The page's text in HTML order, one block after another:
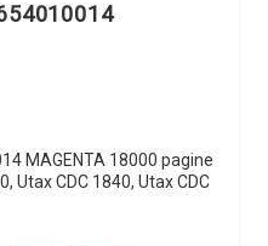
MAGENTA 18000 pagine
Utax CDC 1840, Utax CDC